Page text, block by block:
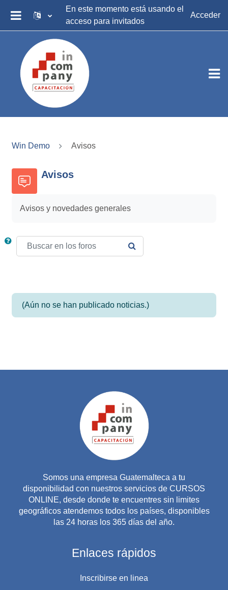
Salta al contenido principal
PANEL LATERAL
En este momento está usando el
acceso para invitados
Acceder
Win Demo Avisos
Avisos
Avisos y novedades generales
Buscar en los foros
BUSCAR EN LOS FOROS
(Aún no se han publicado noticias.)
Somos una empresa Guatemalteca a tu
disponibilidad con nuestros servicios de CURSOS
ONLINE, desde donde te encuentres sin limites
geográficos atendemos todos los países, disponibles
las 24 horas los 365 días del año.
Enlaces rápidos
Inscribirse en linea